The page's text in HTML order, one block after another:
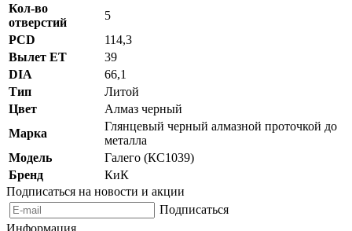
Кол-во
отверстий
5
PCD
114,3
Вылет ET
39
DIA
66,1
Тип
Литой
Цвет
Алмаз черный
Марка
Глянцевый черный алмазной проточкой до
металла
Модель
Галего (КС1039)
Бренд
КиК
Подписаться на новости и акции
Подписаться
Информация